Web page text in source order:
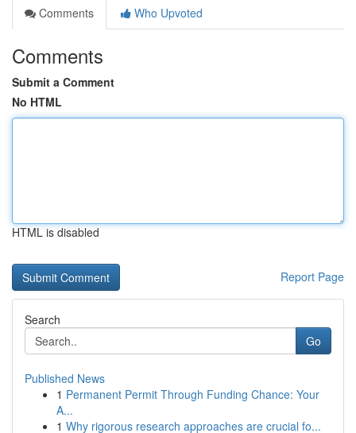
Comments
Who Upvoted
Comments
Submit a Comment
No HTML
HTML is disabled
Report Page
Search
Go
Published News
1 Permanent Permit Through Funding Chance: Your
A...
1 Why rigorous research approaches are crucial fo...